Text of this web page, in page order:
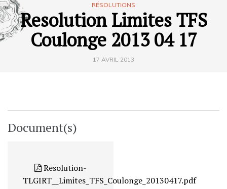
RÉSOLUTIONS
Resolution Limites TFS
Coulonge 2013 04 17
17 AVRIL 2013
Document(s)
Resolution-
TLGIRT__Limites_TFS_Coulonge_20130417.pdf